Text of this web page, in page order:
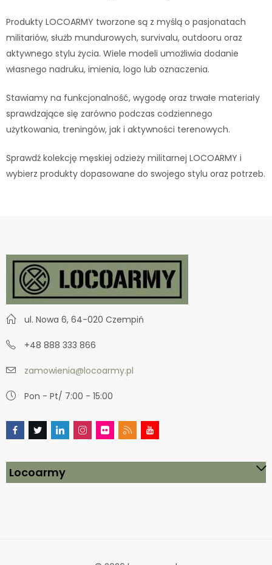
Produkty LOCOARMY tworzone są z myślą o pasjonatach
militariów, służb mundurowych, survivalu, outdooru oraz
aktywnego stylu życia. Wiele modeli umożliwia dodanie
własnego nadruku, imienia, logo lub oznaczenia.
Stawiamy na funkcjonalność, wygodę oraz trwałe materiały
sprawdzające się zarówno podczas codziennego
użytkowania, treningów, jak i aktywności terenowych.
Sprawdź kolekcję męskiej odzieży militarnej LOCOARMY i
wybierz produkty dopasowane do swojego stylu oraz potrzeb.
ul. Nowa 6, 64-020 Czempiń
+48 888 333 866
zamowienia@locoarmy.pl
Pon - Pt/ 7:00 - 15:00
Locoarmy